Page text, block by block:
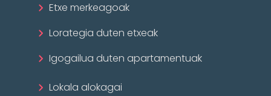
Etxe merkeagoak
Lorategia duten etxeak
Igogailua duten apartamentuak
Lokala alokagai